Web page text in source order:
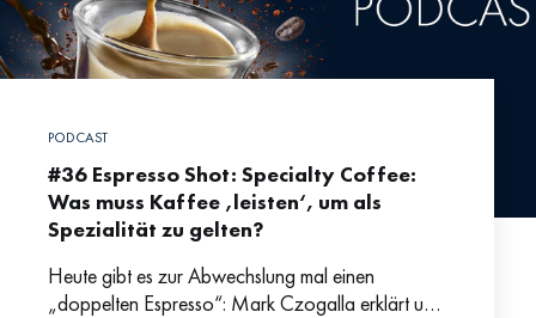
PODCAST
#36 Espresso Shot: Specialty Coffee:
Was muss Kaffee ‚leisten‘, um als
Spezialität zu gelten?
Heute gibt es zur Abwechslung mal einen
„doppelten Espresso“: Mark Czogalla erklärt uns,